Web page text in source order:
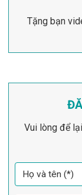
Tặng bạn
Vui lòng để